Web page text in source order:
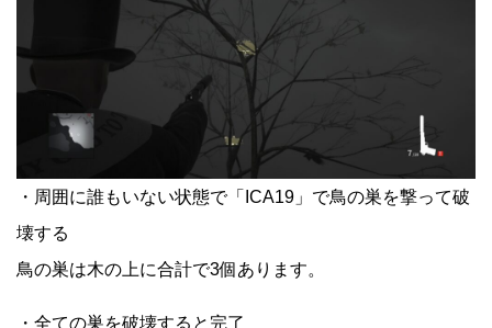
・周囲に誰もいない状態で「ICA19」で鳥の巣を撃って破
壊する
鳥の巣は木の上に合計で3個あります。
・全ての巣を破壊すると完了